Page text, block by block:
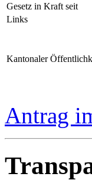
Gesetz in Kraft seit
Links
Kantonaler
Antrag